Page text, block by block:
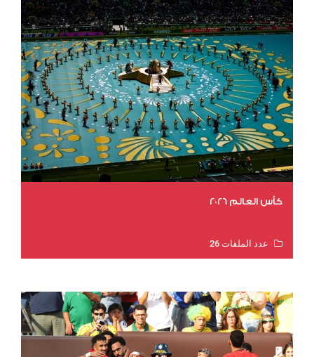
كأس العالم 2026
عدد الملفات 26